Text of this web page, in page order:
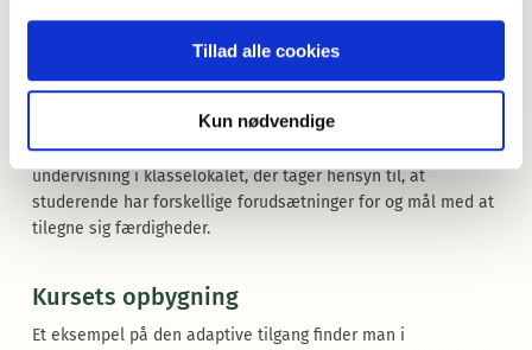
Tillad alle cookies
Kun nødvendige
begreber som fx hel- og ledsætning forudsættes bekendte.
et kursus, der løbende tilpasser sig brugerens
forudsætninger, færdigheder og formål med at tage kurset.
Dette er det digitale svar på den differentierede
undervisning i klasselokalet, der tager hensyn til, at
studerende har forskellige forudsætninger for og mål med at
tilegne sig færdigheder.
Kursets opbygning
Et eksempel på den adaptive tilgang finder man i